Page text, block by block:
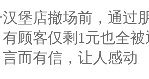
堡店撤场前，通过
顾客仅剩1元也全
而有信，让人感动